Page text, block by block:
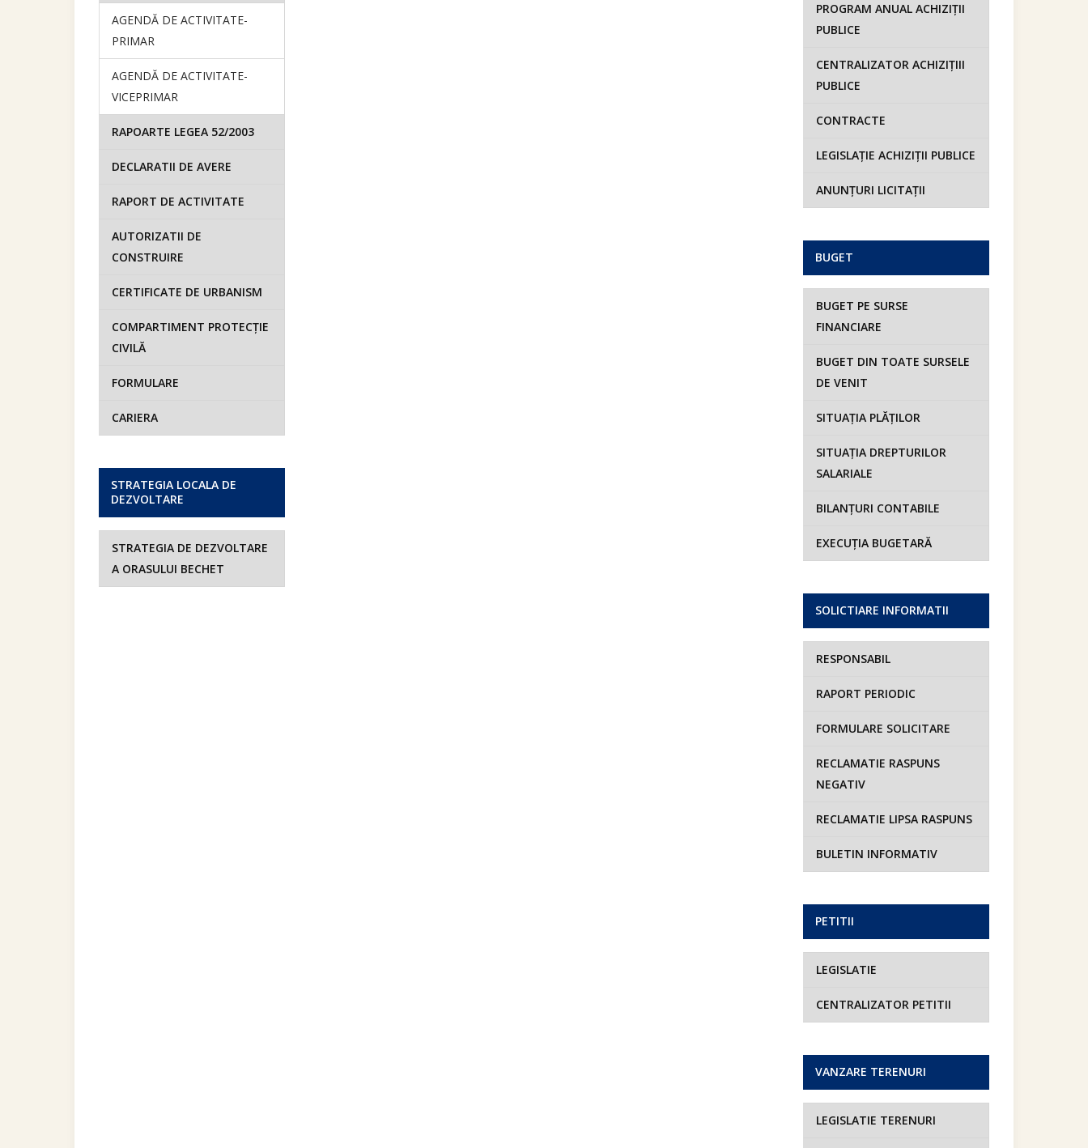
AGENDĂ DE ACTIVITATE-
PRIMAR
AGENDĂ DE ACTIVITATE-
VICEPRIMAR
RAPOARTE LEGEA 52/2003
DECLARATII DE AVERE
RAPORT DE ACTIVITATE
AUTORIZATII DE
CONSTRUIRE
CERTIFICATE DE URBANISM
COMPARTIMENT PROTECȚIE
CIVILĂ
FORMULARE
CARIERA
STRATEGIA LOCALA DE
DEZVOLTARE
STRATEGIA DE DEZVOLTARE
A ORASULUI BECHET
PROGRAM ANUAL ACHIZIȚII
PUBLICE
CENTRALIZATOR ACHIZIȚIII
PUBLICE
CONTRACTE
LEGISLAȚIE ACHIZIȚII PUBLICE
ANUNȚURI LICITAȚII
BUGET
BUGET PE SURSE
FINANCIARE
BUGET DIN TOATE SURSELE
DE VENIT
SITUAȚIA PLĂȚILOR
SITUAȚIA DREPTURILOR
SALARIALE
BILANȚURI CONTABILE
EXECUȚIA BUGETARĂ
SOLICTIARE INFORMATII
RESPONSABIL
RAPORT PERIODIC
FORMULARE SOLICITARE
RECLAMATIE RASPUNS
NEGATIV
RECLAMATIE LIPSA RASPUNS
BULETIN INFORMATIV
PETITII
LEGISLATIE
CENTRALIZATOR PETITII
VANZARE TERENURI
LEGISLATIE TERENURI